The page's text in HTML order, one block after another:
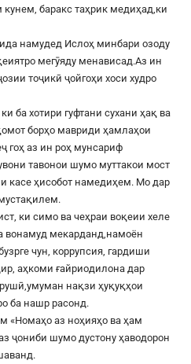
кунем, баракс таҳрик медиҳад,ки
намудед Ислоҳ минбари озоду
мегӯяду менависад.Аз ин
тоҷикӣ ҷойгоҳи хоси худро
ба хотири гуфтани сухани ҳақ ва
борҳо мавриди ҳамлаҳои
гоҳ аз ин роҳ мунсариф
тавонои шумо муттакои мост
касе ҳисобот намедиҳем. Мо дар
ки симо ва чеҳраи воқеии хеле
вонамуд мекарданд,намоён
чун, коррупсия, гардиши
аҳкоми ғайриодилона дар
нақзи ҳуқуқҳои
ба нашр расонд.
«Номаҳо аз ноҳияҳо ва ҳам
ҷониби шумо дустону ҳаводорон